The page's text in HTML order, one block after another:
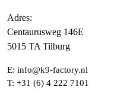
Adres:
Centaurusweg 146E
5015 TA Tilburg
E: info@k9-factory.nl
T: +31 (6) 4 222 7101